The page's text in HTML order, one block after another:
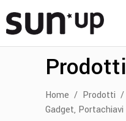
Prodotti
Home / Prodotti /
Gadget, Portachiavi